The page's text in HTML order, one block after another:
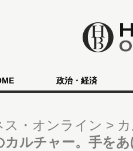
政治・経済
・オンライン
カルチャー。手を